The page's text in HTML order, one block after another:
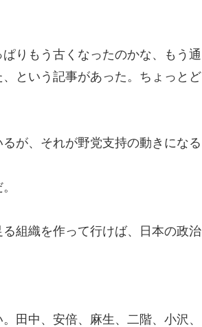
りもう古くなったのかな、もう通
、という記事があった。 ちょっとど
が、それが野党支持の動きになる
組織を作って行けば、
日本の政治
田中、安倍、麻生、二階、小沢、